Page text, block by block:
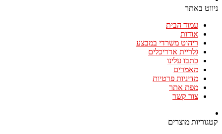
ניווט באתר
עמוד הבית
אודות
ריהוט משרדי במבצע
גלריית אדריכלים
כתבו עלינו
מאמרים
מדיניות פרטיות
מפת אתר
צור קשר
קטגוריות מוצרים